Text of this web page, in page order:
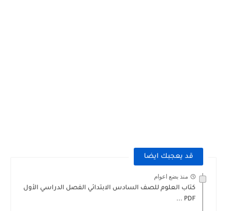
قد يعجبك ايضا
منذ بضع اعوام
كتاب العلوم للصف السادس الابتدائي الفصل الدراسي الأول
PDF ...